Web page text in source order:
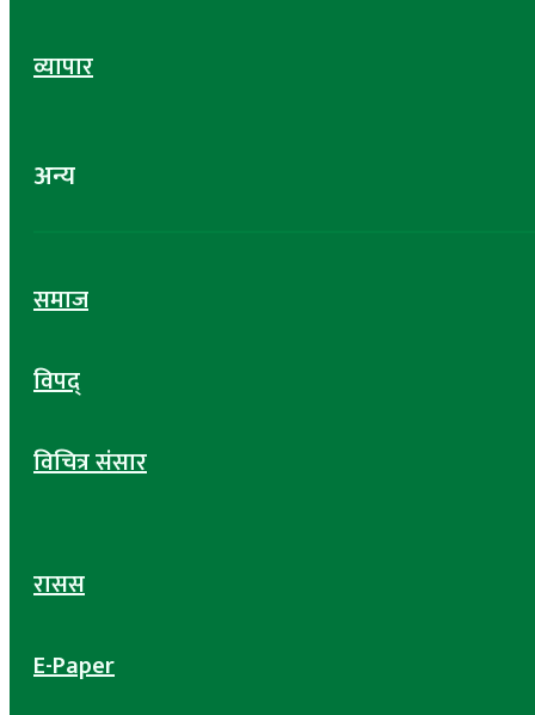
व्यापार
अन्य
समाज
विपद्
विचित्र संसार
रासस
E-Paper